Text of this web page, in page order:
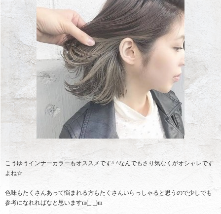
こうゆうインナーカラーもオススメです^ ^なんでもさり気なくがオシャレです
よね☆
色味もたくさんあって悩まれる方もたくさんいらっしゃると思うので少しでも
参考になれればなと思いますm(_ _)m